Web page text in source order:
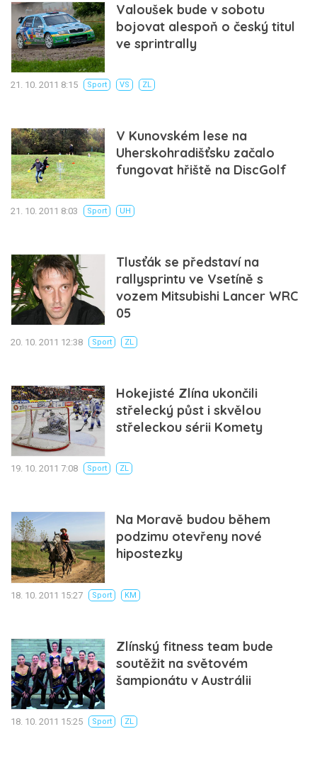
Valoušek bude v sobotu
bojovat alespoň o český titul
ve sprintrally
21. 10. 2011 8:15 Sport VS ZL
V Kunovském lese na
Uherskohradišťsku začalo
fungovat hřiště na DiscGolf
21. 10. 2011 8:03 Sport UH
Tlusťák se představí na
rallysprintu ve Vsetíně s
vozem Mitsubishi Lancer WRC
05
20. 10. 2011 12:38 Sport ZL
Hokejisté Zlína ukončili
střelecký půst i skvělou
střeleckou sérii Komety
19. 10. 2011 7:08 Sport ZL
Na Moravě budou během
podzimu otevřeny nové
hipostezky
18. 10. 2011 15:27 Sport KM
Zlínský fitness team bude
soutěžit na světovém
šampionátu v Austrálii
18. 10. 2011 15:25 Sport ZL